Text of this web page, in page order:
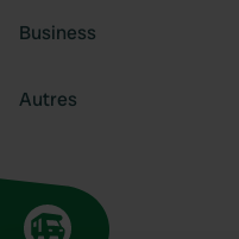
Business
Autres